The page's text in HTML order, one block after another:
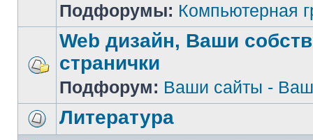
Подфорумы: Компьютерная
Web дизайн, Ваши
странички
Подфорум: Ваши сайты -
Литература